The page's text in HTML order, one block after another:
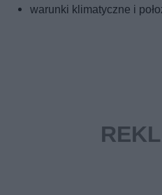
warunki klimatyczne i